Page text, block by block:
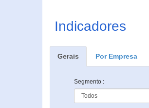
Indicadores
Gerais Por Empresa
Segmento :